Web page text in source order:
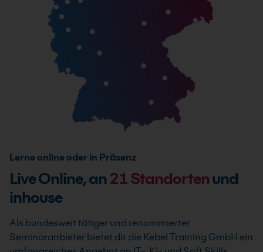
Lerne online oder in Präsenz
Live Online, an 21Standortenund
inhouse
Als bundesweit tätiger und renommierter
Seminaranbieter bietet dir die Kebel Training GmbH ein